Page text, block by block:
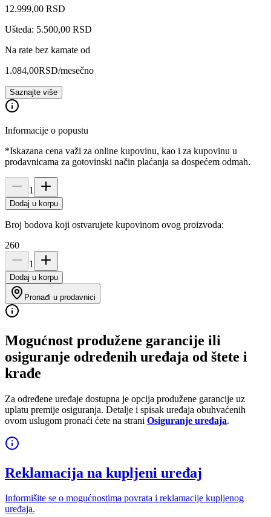
12.999,00 RSD
Ušteda: 5.500,00 RSD
Na rate bez kamate od
1.084,00RSD/mesečno
Saznajte više
Informacije o popustu
*Iskazana cena važi za online kupovinu, kao i za kupovinu u
prodavnicama za gotovinski način plaćanja sa dospećem odmah.
1
Dodaj u korpu
Broj bodova koji ostvarujete kupovinom ovog proizvoda:
260
1
Dodaj u korpu
Pronađi u prodavnici
Mogućnost produžene garancije ili
osiguranje određenih uređaja od štete i
krađe
Za određene uređaje dostupna je opcija produžene garancije uz
uplatu premije osiguranja. Detalje i spisak uređaja obuhvaćenih
ovom uslugom pronaći ćete na strani Osiguranje uređaja.
Reklamacija na kupljeni uređaj
Informišite se o mogućnostima povrata i reklamacije kupljenog
uređaja.